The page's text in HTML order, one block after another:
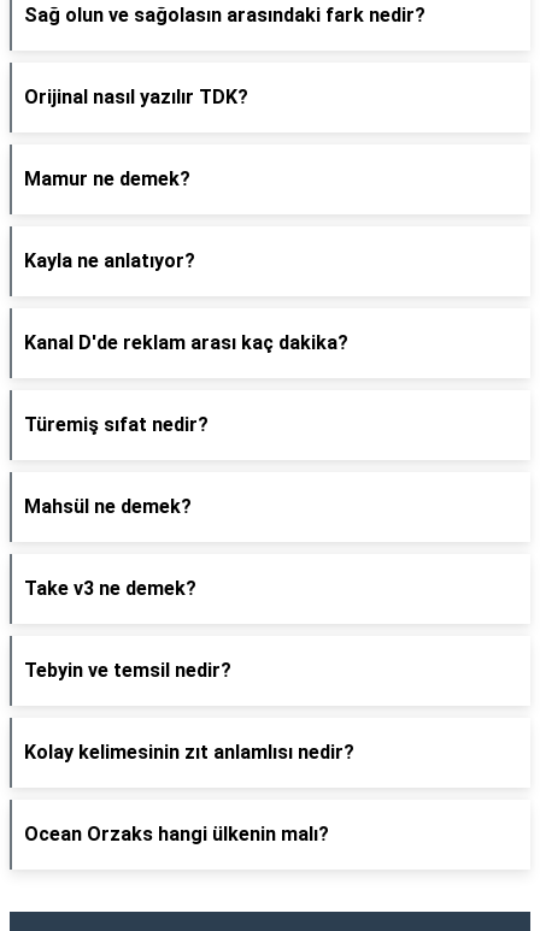
Sağ olun ve sağolasın arasındaki fark nedir?
Orijinal nasıl yazılır TDK?
Mamur ne demek?
Kayla ne anlatıyor?
Kanal D'de reklam arası kaç dakika?
Türemiş sıfat nedir?
Mahsül ne demek?
Take v3 ne demek?
Tebyin ve temsil nedir?
Kolay kelimesinin zıt anlamlısı nedir?
Ocean Orzaks hangi ülkenin malı?